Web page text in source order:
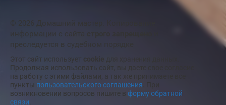
© 2026 Домашний мастер. Копирование
информации с сайта
преследуется в судебном порядке
Этот сайт использует cookie для хранения данных.
Продолжая использовать сайт, вы даете свое согласие
на работу с этими файлами, а так же принимаете все
пункты пользовательского соглашения
возникновении вопросов пишите в форму обратной
связи